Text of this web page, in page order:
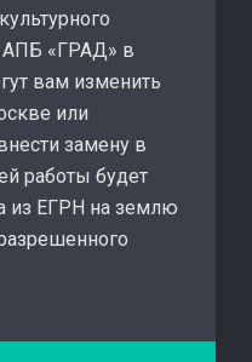
АПБ «ГРАД» в
вам изменить
или
замену в
работы будет
из ЕГРН на землю